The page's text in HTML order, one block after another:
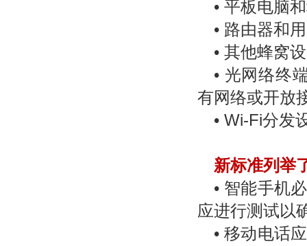
• 平板电脑
• 路由器和
• 其他蜂窝
• 光网络终
有网络或开放
• Wi-Fi分发
新标准列举
• 智能手机
应进行测试以
• 移动电话